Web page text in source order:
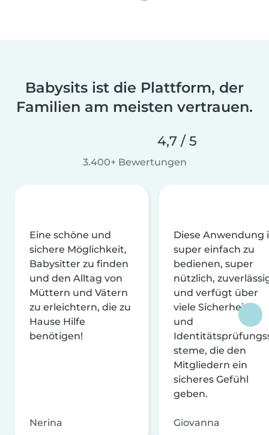
Babysits ist die Plattform, der
Familien am meisten vertrauen.
4,7 / 5
3.400+ Bewertungen
Eine schöne und
sichere Möglichkeit,
Babysitter zu finden
und den Alltag von
Müttern und Vätern
zu erleichtern, die zu
Hause Hilfe
benötigen!
Nerina
Diese Anwendung
super einfach zu
bedienen, super
nützlich,
und verfügt über
viele Sicherheits-
und
steme, die den
Mitgliedern ein
sicheres Gefühl
geben.
Giovanna